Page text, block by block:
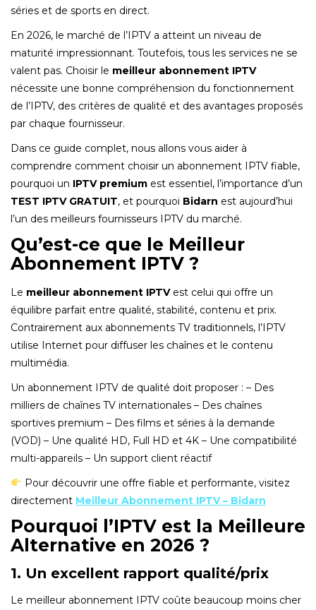
séries et de sports en direct.
En 2026, le marché de l’IPTV a atteint un niveau de
maturité impressionnant. Toutefois, tous les services ne se
valent pas. Choisir le meilleur abonnement IPTV
nécessite une bonne compréhension du fonctionnement
de l’IPTV, des critères de qualité et des avantages proposés
par chaque fournisseur.
Dans ce guide complet, nous allons vous aider à
comprendre comment choisir un abonnement IPTV fiable,
pourquoi un IPTV premium est essentiel, l’importance d’un
TEST IPTV GRATUIT, et pourquoi Bidarn est aujourd’hui
l’un des meilleurs fournisseurs IPTV du marché.
Qu’est-ce que le Meilleur
Abonnement IPTV ?
Le meilleur abonnement IPTVest celui qui offre un
équilibre parfait entre qualité, stabilité, contenu et prix.
Contrairement aux abonnements TV traditionnels, l’IPTV
utilise Internet pour diffuser les chaînes et le contenu
multimédia.
Un abonnement IPTV de qualité doit proposer : – Des
milliers de chaînes TV internationales – Des chaînes
sportives premium – Des films et séries à la demande
(VOD) – Une qualité HD, Full HD et 4K – Une compatibilité
multi-appareils – Un support client réactif
Pour découvrir une offre fiable et performante, visitez
directement Meilleur Abonnement IPTV – Bidarn
Pourquoi l’IPTV est la Meilleure
Alternative en 2026 ?
1. Un excellent rapport qualité/prix
Le meilleur abonnement IPTV coûte beaucoup moins cher